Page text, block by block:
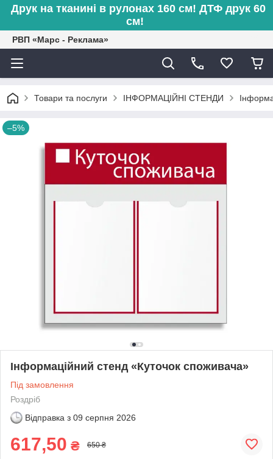
Друк на тканині в рулонах 160 см! ДТФ друк 60
см!
РВП «Марс - Реклама»
Товари та послуги ІНФОРМАЦІЙНІ СТЕНДИ
–5%
Інформаційний стенд «Куточок споживача»
Під замовлення
Роздріб
Відправка з 09 серпня 2026
617,50 ₴ 650 ₴